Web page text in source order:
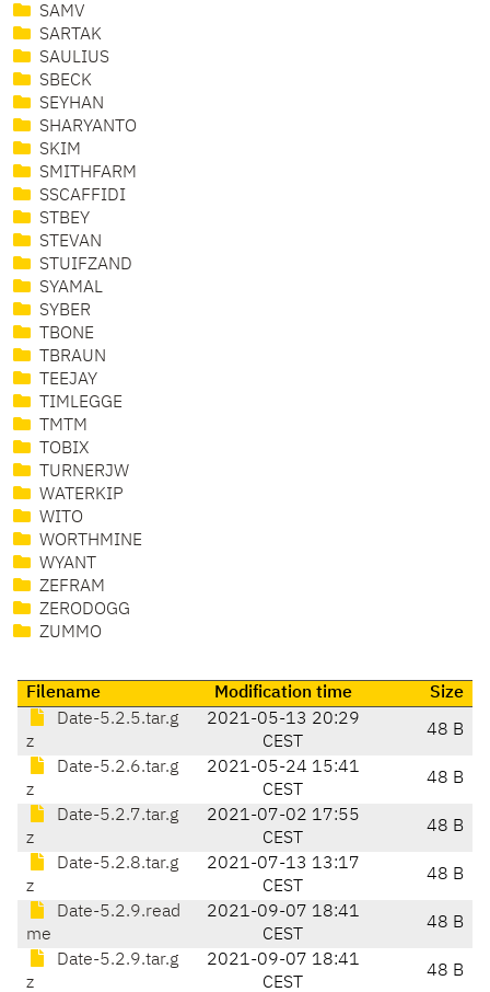
SAMV
SARTAK
SAULIUS
SBECK
SEYHAN
SHARYANTO
SKIM
SMITHFARM
SSCAFFIDI
STBEY
STEVAN
STUIFZAND
SYAMAL
SYBER
TBONE
TBRAUN
TEEJAY
TIMLEGGE
TMTM
TOBIX
TURNERJW
WATERKIP
WITO
WORTHMINE
WYANT
ZEFRAM
ZERODOGG
ZUMMO
Filename Modification time
Size
Date-5.2.5.tar.g
z
2021-05-13 20:29
CEST
48 B
Date-5.2.6.tar.g
z
2021-05-24 15:41
CEST
48 B
Date-5.2.7.tar.g
z
2021-07-02 17:55
CEST
48 B
Date-5.2.8.tar.g
z
2021-07-13 13:17
CEST
48 B
Date-5.2.9.read
me
2021-09-07 18:41
CEST
48 B
Date-5.2.9.tar.g
z
2021-09-07 18:41
CEST
48 B